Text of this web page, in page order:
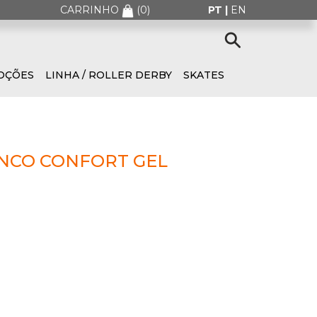
CARRINHO (0) PT | EN
LINHA / ROLLER DERBY SKATES
CONFORT GEL